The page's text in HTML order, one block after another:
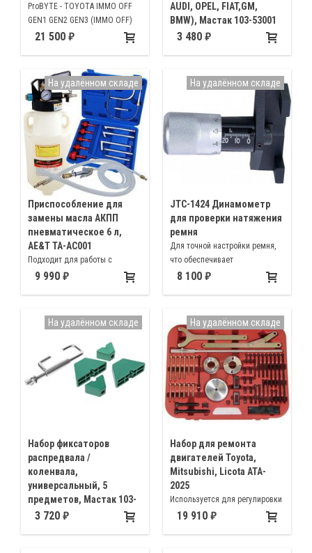
ProBYTE - TOYOTA IMMO OFF
GEN1 GEN2 GEN3 (IMMO OFF)
21 500
AUDI, OPEL, FIAT,GM,
BMW), Мастак 103-53001
Предназначен для снятия
3 480
Приспособление для
замены масла АКПП
пневматическое 6 л,
AE&T TA-AC001
Подходит для работы с
большинством автомобилей с
диаметром 6, 8 и 10 мм, длина
каждого 1 м
9 990
На удалённом складе
JTC-1424 Динамометр
для проверки натяжения
ремня
Для точной настройки ремня,
что обеспечивает
долговечность ременного
8 100
На удалённом складе
Набор фиксаторов
распредвала /
коленвала,
универсальный, 5
предметов, Мастак 103-
21100
3 720
На удалённом складе
Набор для ремонта
двигателей Toyota,
Mitsubishi, Licota ATA-
2025
Используется для регулировки
и установки
19 910
На удалённом складе